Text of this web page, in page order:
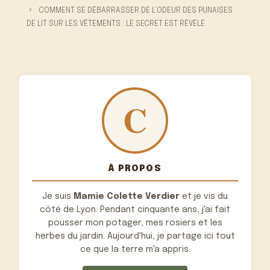
COMMENT SE DÉBARRASSER DE L’ODEUR DES PUNAISES
DE LIT SUR LES VÊTEMENTS : LE SECRET EST RÉVÉLÉ
À PROPOS
Je suis Mamie Colette Verdier et je vis du
côté de Lyon. Pendant cinquante ans, j'ai fait
pousser mon potager, mes rosiers et les
herbes du jardin. Aujourd'hui, je partage ici tout
ce que la terre m'a appris.